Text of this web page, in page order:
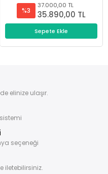
%3
37.000,00 TL
35.890,00 TL
Sepete Ekle
elinize ulaşır.
seçeneği
iletebilirsiniz.